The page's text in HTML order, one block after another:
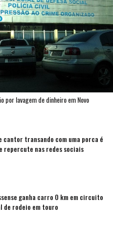
por lavagem de dinheiro em Novo
cantor transando com uma porca é
repercute nas redes sociais
ganha carro 0 km em circuito
de rodeio em touro